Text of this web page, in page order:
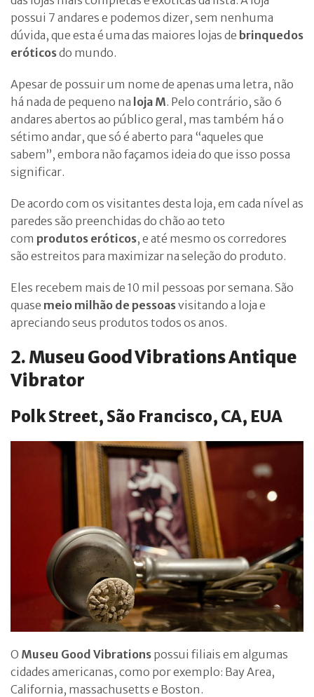
possui 7 andares e podemos dizer, sem nenhuma
dúvida, que esta é uma das maiores lojas de brinquedos
eróticosdo mundo.
Apesar de possuir um nome de apenas uma letra, não
há nada de pequeno na loja M. Pelo contrário, são 6
andares abertos ao público geral, mas também há o
sétimo andar, que só é aberto para “aqueles que
sabem”, embora não façamos ideia do que isso possa
significar.
De acordo com os visitantes desta loja, em cada nível as
paredes são preenchidas do chão ao teto
com produtos eróticos, e até mesmo os corredores
são estreitos para maximizar na seleção do produto.
Eles recebem mais de 10 mil pessoas por semana. São
quase meio milhão de pessoasvisitando a loja e
apreciando seus produtos todos os anos.
2. Museu Good Vibrations Antique
Vibrator
Polk Street, São Francisco, CA, EUA
O Museu Good Vibrations possui filiais em algumas
cidades americanas, como por exemplo: Bay Area,
California, massachusetts e Boston.